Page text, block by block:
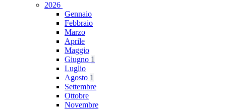
2026
Gennaio
Febbraio
Marzo
Aprile
Maggio
Giugno 1
Luglio
Agosto 1
Settembre
Ottobre
Novembre